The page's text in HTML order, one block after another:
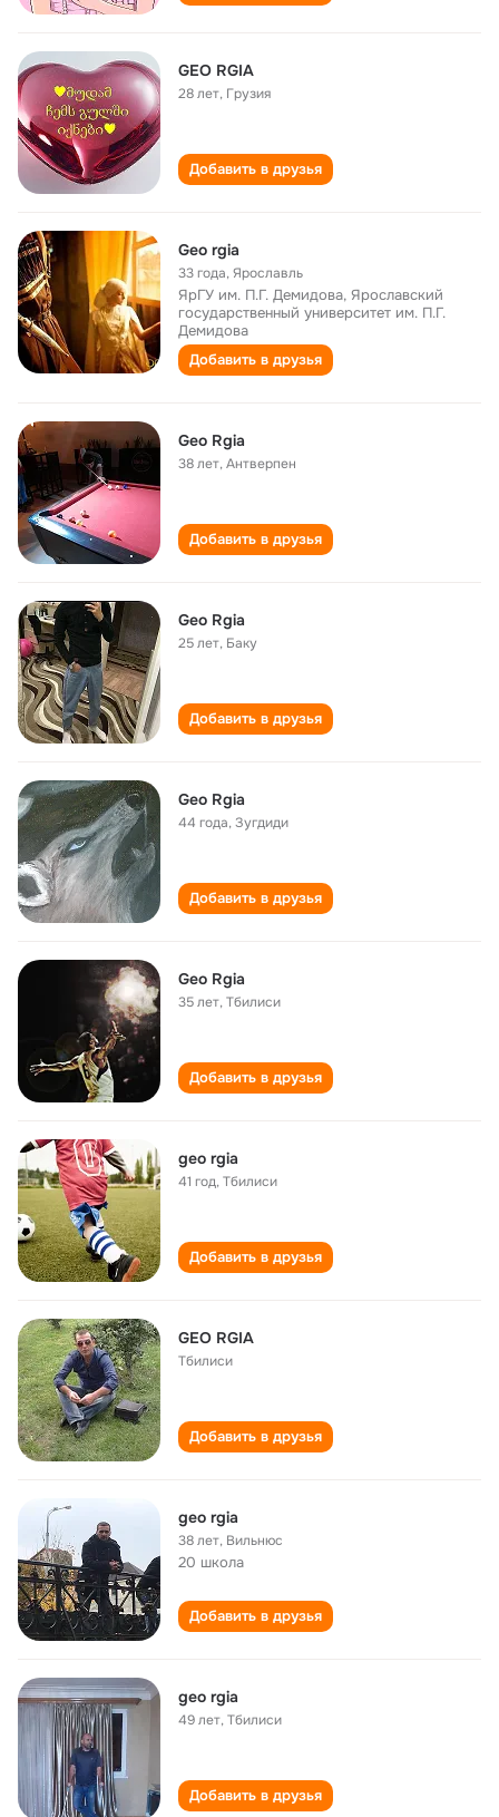
GEO RGIA
28 лет, Грузия
Добавить в друзья
Geo rgia
33 года,Ярославль
ЯрГУ им. П.Г. Демидова, Ярославский
государственный университет им. П.Г.
Демидова
Добавить в друзья
Geo Rgia
38 лет,Антверпен
Добавить в друзья
Geo Rgia
25 лет, Баку
Добавить в друзья
Geo Rgia
44 года,Зугдиди
Добавить в друзья
Geo Rgia
35 лет,Тбилиси
Добавить в друзья
geo rgia
41 год,Тбилиси
Добавить в друзья
GEO RGIA
Тбилиси
Добавить в друзья
geo rgia
38 лет, Вильнюс
20 школа
Добавить в друзья
geo rgia
49 лет,Тбилиси
Добавить в друзья